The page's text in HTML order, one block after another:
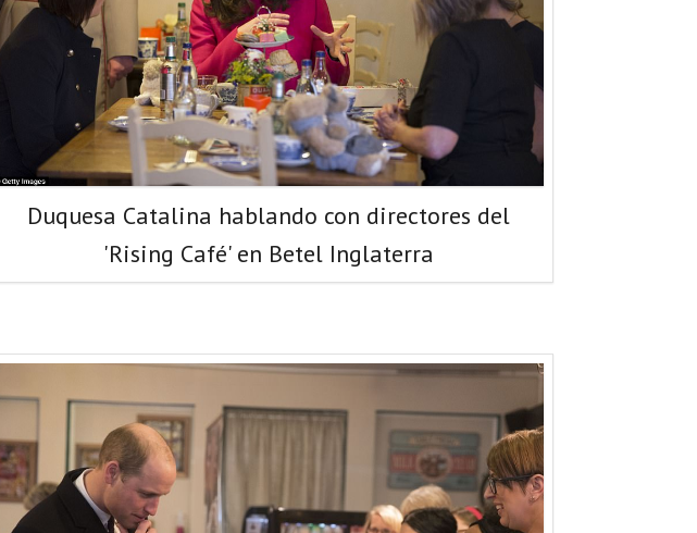
Duquesa Catalina hablando con directores del
'Rising Café' en Betel Inglaterra